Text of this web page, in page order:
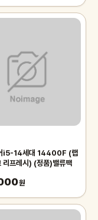
i5-14세대 14400F (랩
리프레시) (정품)밸류팩
원